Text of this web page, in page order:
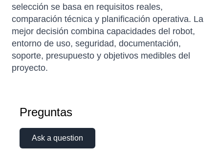
selección se basa en requisitos reales,
comparación técnica y planificación operativa. La
mejor decisión combina capacidades del robot,
entorno de uso, seguridad, documentación,
soporte, presupuesto y objetivos medibles del
proyecto.
Preguntas
Ask a question